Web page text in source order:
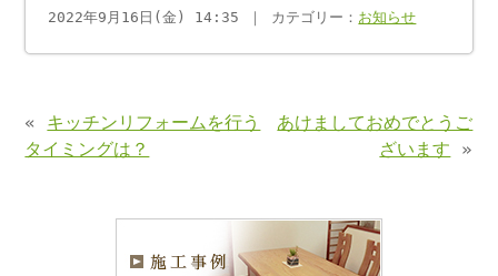
2022年9月16日(金) 14:35 ｜ カテゴリー： お知らせ
« キッチンリフォームを行う
タイミングは？
あけましておめでとうご
ざいます »